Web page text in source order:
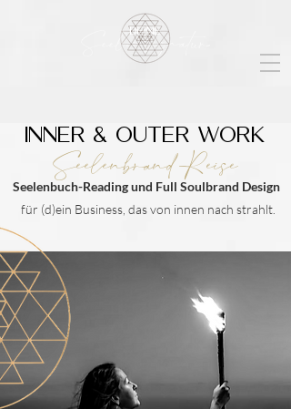
Seelensignatur
Deine
INNER & OUTER WORK
Seelenbrand Reise
Seelenbuch-Reading und Full Soulbrand Design
für (d)ein Business, das von innen nach strahlt.